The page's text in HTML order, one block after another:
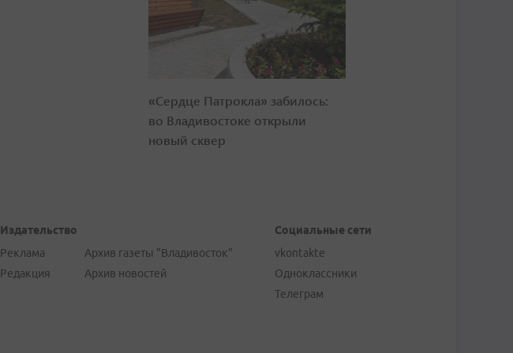
«Сердце Патрокла» забилось:
во Владивостоке открыли
новый сквер
Издательство
Реклама
Редакция
Архив газеты "Владивосток"
Архив новостей
Социальные сети
vkontakte
Одноклассники
Телеграм